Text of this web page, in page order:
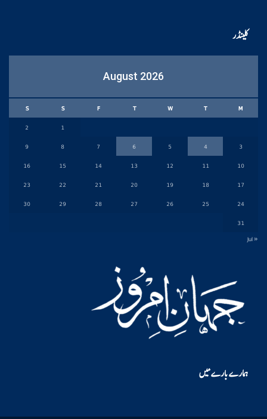
کلینڈر
August 2026
M
T
W
T
F
S
S
1
2
3
4
5
6
7
8
9
10
11
12
13
14
15
16
17
18
19
20
21
22
23
24
25
26
27
28
29
30
31
« Jul
ہمارے بارے میں